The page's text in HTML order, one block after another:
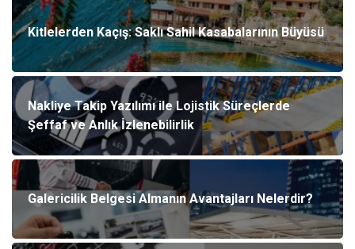
Kitlelerden Kaçış: Saklı Sahil Kasabalarının Büyüsü
Nakliye Takip Yazılımı ile Lojistik Süreçlerde
Şeffaf ve Anlık İzlenebilirlik
Galericilik Belgesi Almanın Avantajları Nelerdir?